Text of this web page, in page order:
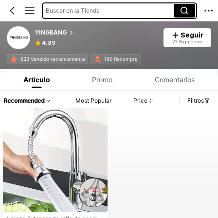
Buscar en la Tienda
YINGBANG
4.89
Seguir
79 Seguidores
633 Vendido recientemente 160 Recompra
Artículo Promo Comentarios
Recommended Most Popular Price Filtros